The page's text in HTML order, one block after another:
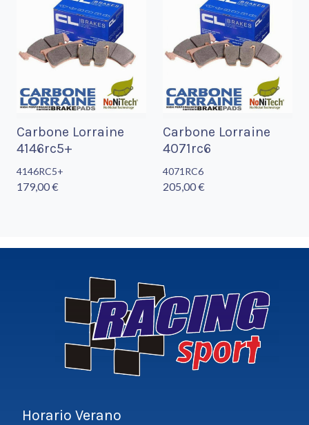
Carbone Lorraine
4146rc5+
4146RC5+
179,00 €
Carbone Lorraine
4071rc6
4071RC6
205,00 €
Horario Verano